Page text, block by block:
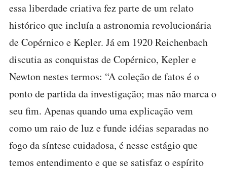
essa liberdade criativa fez parte de um relato
histórico que incluía a astronomia revolucionária
de Copérnico e Kepler. Já em 1920 Reichenbach
discutia as conquistas de Copérnico, Kepler e
Newton nestes termos: “A coleção de fatos é o
ponto de partida da investigação; mas não marca o
seu fim. Apenas quando uma explicação vem
como um raio de luz e funde idéias separadas no
fogo da síntese cuidadosa, é nesse estágio que
temos entendimento e que se satisfaz o espírito